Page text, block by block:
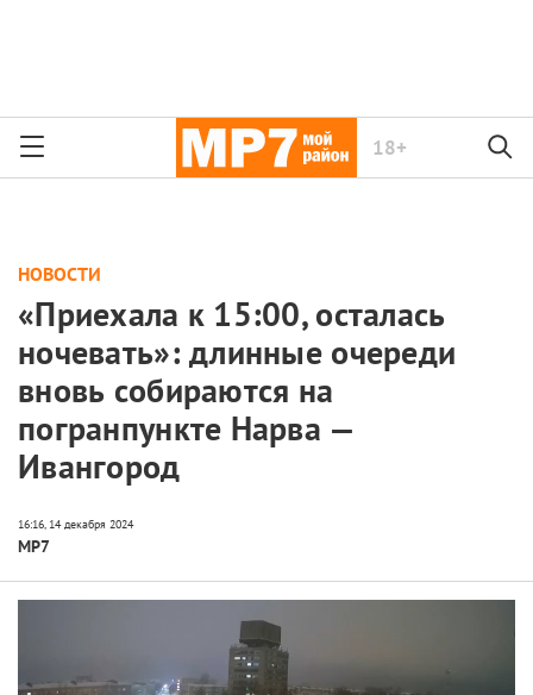
18+
НОВОСТИ
«Приехала к 15:00, осталась
ночевать»: длинные очереди
вновь собираются на
погранпункте Нарва —
Ивангород
МР7